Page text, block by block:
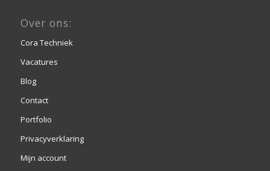
Over ons:
Cora Techniek
Vacatures
Blog
Contact
Portfolio
Privacyverklaring
Mijn account